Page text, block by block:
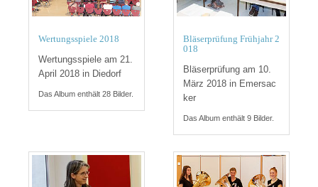
Wertungsspiele 2018
Wertungsspiele am 21.
April 2018 in Diedorf
Das Album enthält 28 Bilder.
Bläserprüfung Frühjahr 2
018
Bläserprüfung am 10.
März 2018 in Emersac
ker
Das Album enthält 9 Bilder.